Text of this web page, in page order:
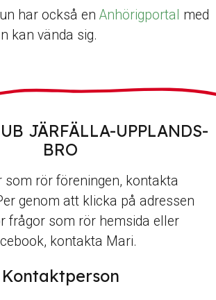
har också en Anhörigportal med
kan vända sig.
JÄRFÄLLA-UPPLANDS-
BRO
som rör föreningen, kontakta
genom att klicka på adressen
frågor som rör hemsida eller
kontakta Mari.
Kontaktperson